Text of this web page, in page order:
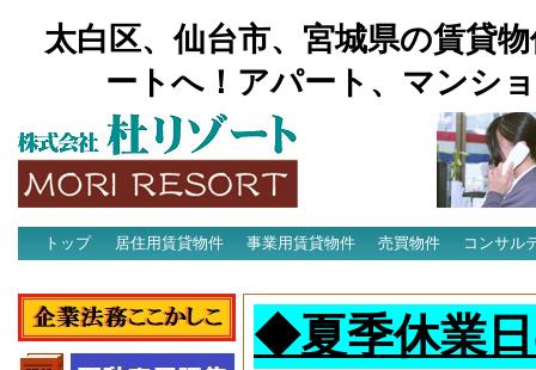
太白区、仙台市、宮城県の賃貸
ートへ！アパート、マンシ
トップ 居住用賃貸物件 事業用賃貸物件 売買物件
コンサル
◆夏季休業